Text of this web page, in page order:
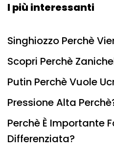
I più interessanti
Singhiozzo Perchè
Scopri Perchè
Putin Perchè Vuole
Pressione Alta
Perchè È Importante
Differenziata?